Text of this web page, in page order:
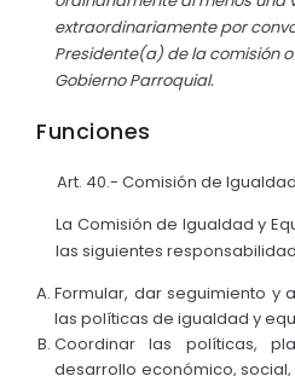
extraordinariamente por
Presidente(a) de la comisión
Gobierno Parroquial.
Funciones
Art. 40.- Comisión de
La Comisión de Igualdad y
las siguientes
Formular, dar seguimiento y
las políticas de igualdad y
Coordinar las políticas,
desarrollo económico,